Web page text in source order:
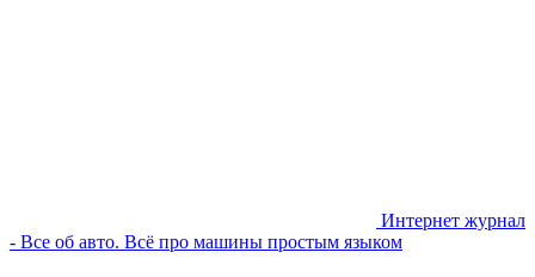
Интернет журнал
- Все об авто. Всё про машины простым языком